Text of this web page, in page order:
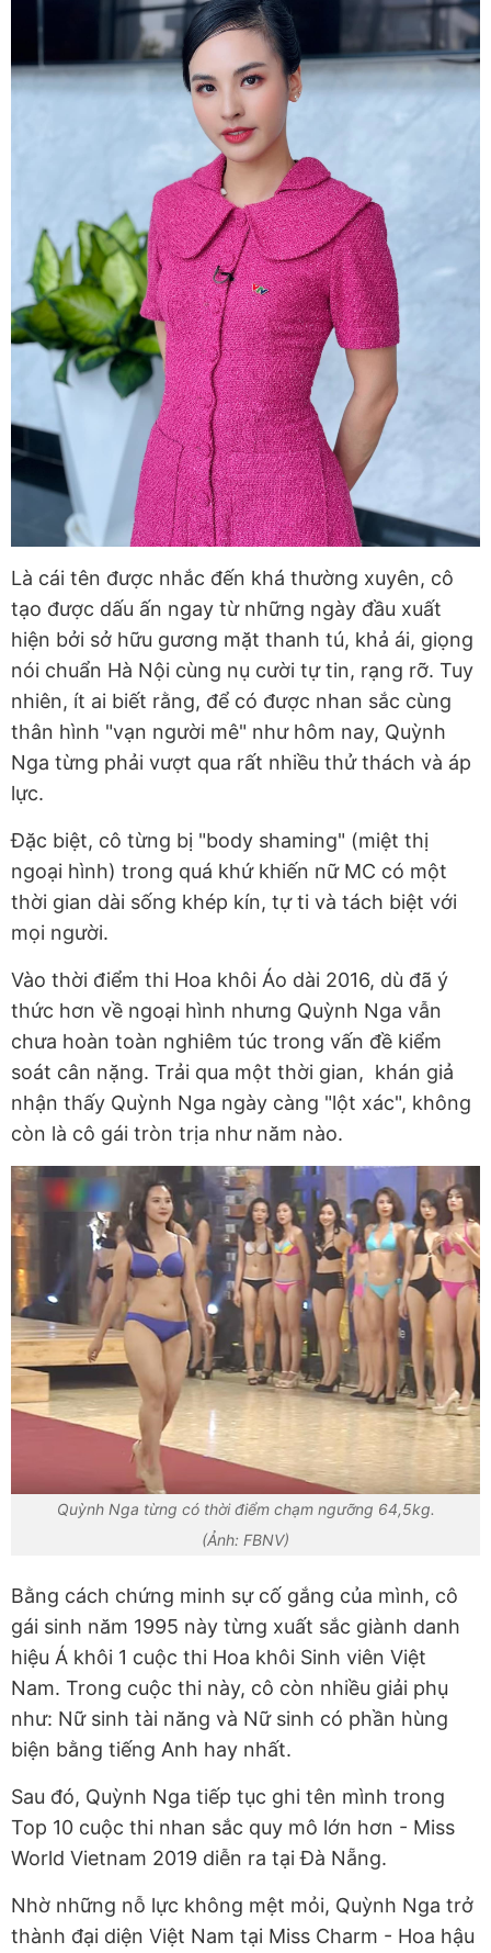
Là cái tên được nhắc đến khá thường xuyên, cô
tạo được dấu ấn ngay từ những ngày đầu xuất
hiện bởi sở hữu gương mặt thanh tú, khả ái, giọng
nói chuẩn Hà Nội cùng nụ cười tự tin, rạng rỡ. Tuy
nhiên, ít ai biết rằng, để có được nhan sắc cùng
thân hình "vạn người mê" như hôm nay, Quỳnh
Nga từng phải vượt qua rất nhiều thử thách và áp
lực.
Đặc biệt, cô từng bị "body shaming" (miệt thị
ngoại hình) trong quá khứ khiến nữ MC có một
thời gian dài sống khép kín, tự ti và tách biệt với
mọi người.
Vào thời điểm thi Hoa khôi Áo dài 2016, dù đã ý
thức hơn về ngoại hình nhưng Quỳnh Nga vẫn
chưa hoàn toàn nghiêm túc trong vấn đề kiểm
soát cân nặng. Trải qua một thời gian, khán giả
nhận thấy Quỳnh Nga ngày càng "lột xác", không
còn là cô gái tròn trịa như năm nào.
Quỳnh Nga từng có thời điểm chạm ngưỡng 64,5kg.
(Ảnh: FBNV)
Bằng cách chứng minh sự cố gắng của mình, cô
gái sinh năm 1995 này từng xuất sắc giành danh
hiệu Á khôi 1 cuộc thi Hoa khôi Sinh viên Việt
Nam. Trong cuộc thi này, cô còn nhiều giải phụ
như: Nữ sinh tài năng và Nữ sinh có phần hùng
biện bằng tiếng Anh hay nhất.
Sau đó, Quỳnh Nga tiếp tục ghi tên mình trong
Top 10 cuộc thi nhan sắc quy mô lớn hơn - Miss
World Vietnam 2019 diễn ra tại Đà Nẵng.
Nhờ những nỗ lực không mệt mỏi, Quỳnh Nga trở
thành đại diện Việt Nam tại Miss Charm - Hoa hậu